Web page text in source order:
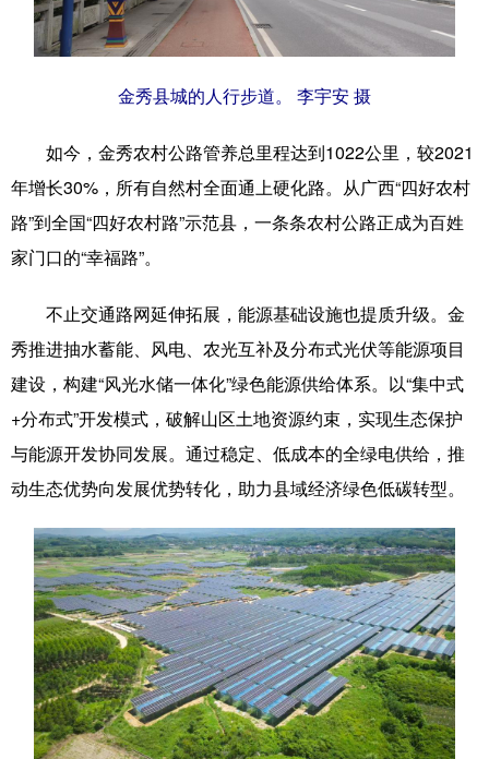
金秀县城的人行步道。 李宇安 摄
如今，金秀农村公路管养总里程达到1022公里，较2021
年增长30%，所有自然村全面通上硬化路。从广西“四好农村
路”到全国“四好农村路”示范县，一条条农村公路正成为百姓
家门口的“幸福路”。
不止交通路网延伸拓展，能源基础设施也提质升级。金
秀推进抽水蓄能、风电、农光互补及分布式光伏等能源项目
建设，构建“风光水储一体化”绿色能源供给体系。以“集中式
+分布式”开发模式，破解山区土地资源约束，实现生态保护
与能源开发协同发展。通过稳定、低成本的全绿电供给，推
动生态优势向发展优势转化，助力县域经济绿色低碳转型。